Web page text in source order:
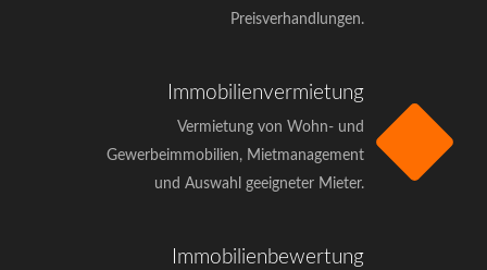
Preisverhandlungen.
Immobilienvermietung
Vermietung von Wohn- und
Gewerbeimmobilien, Mietmanagement
und Auswahl geeigneter Mieter.
Immobilienbewertung